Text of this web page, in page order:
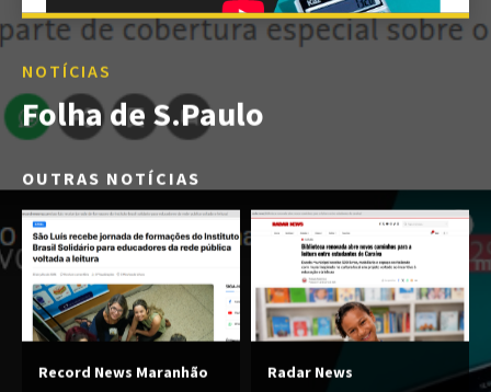
NOTÍCIAS
Folha de S.Paulo
OUTRAS NOTÍCIAS
Record News Maranhão Radar News